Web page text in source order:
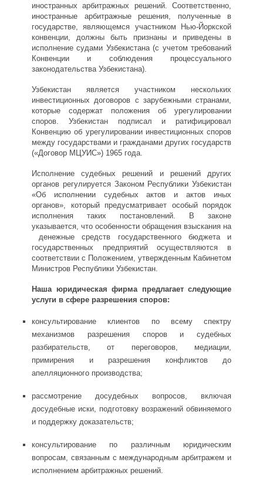
иностранных арбитражных решений. Соответственно,
иностранные арбитражные решения, полученные в
государстве, являющемся участником Нью-Йоркской
конвенции, должны быть признаны и приведены в
исполнение судами Узбекистана (с учетом требований
Конвенции и соблюдения процессуального
законодательства Узбекистана).
Узбекистан является участником нескольких
инвестиционных договоров с зарубежными странами,
которые содержат положения об урегулировании
споров. Узбекистан подписал и ратифицировал
Конвенцию об урегулировании инвестиционных споров
между государствами и гражданами других государств
(«Договор МЦУИС») 1965 года.
Исполнение судебных решений и решений других
органов регулируется Законом Республики Узбекистан
«Об исполнении судебных актов и актов иных
органов», который предусматривает особый порядок
исполнения таких постановлений. В законе
указывается, что особенности обращения взыскания на
денежные средств государственного бюджета и
государственных предприятий осуществляются в
соответствии с Положением, утвержденным Кабинетом
Министров Республики Узбекистан.
Наша юридическая фирма предлагает следующие
услуги в сфере разрешения споров:
консультирование клиентов по всему спектру
механизмов разрешения споров и судебных
разбирательств, от переговоров, медиации,
примирения и разрешения конфликтов до
апелляционного производства;
рассмотрение досудебных вопросов, включая
досудебные иски, подготовку возражений обвиняемого
и поддержку доказательств;
консультирование по различным юридическим
вопросам, связанным с международным арбитражем и
исполнением арбитражных решений.